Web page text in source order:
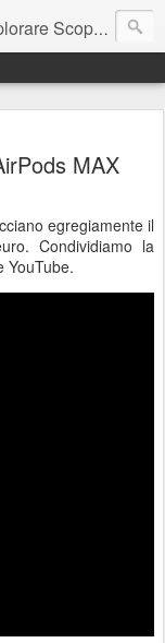
Scoprire Creare
MAX
egregiamente il
Condividiamo la
YouTube.